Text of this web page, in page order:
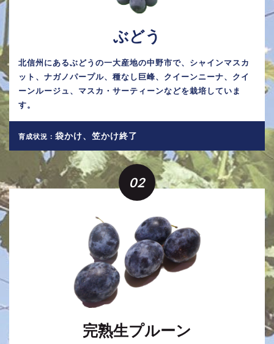
ぶどう
北信州にあるぶどうの一大産地の中野市で、シャインマスカ
ット、ナガノパープル、種なし巨峰、クイーンニーナ、クイ
ーンルージュ、マスカ・サーティーンなどを栽培していま
す。
育成状況： 袋かけ、笠かけ終了
02
完熟生プルーン